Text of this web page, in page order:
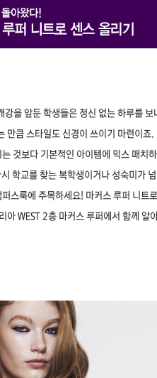
을 앞둔 학생들은 정신 없는 하루를 보
만큼 스타일도 신경이 쓰이기 마련이죠.
것보다 기본적인 아이템에 믹스 매치
학교를 찾는 복학생이거나 성숙미가
스룩에 주목하세요! 마커스 루퍼 니트
아 WEST 2층 마커스 루퍼에서 함께 알